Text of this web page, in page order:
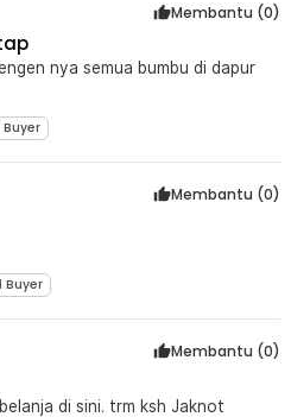
Membantu (0)
nya semua bumbu di dapur
Membantu (0)
Buyer
Membantu (0)
di sini. trm ksh Jaknot